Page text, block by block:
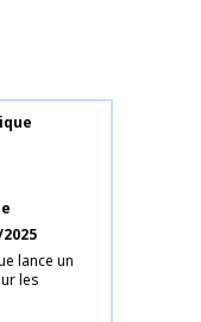
lance un
les